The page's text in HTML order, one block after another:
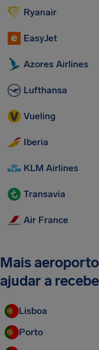
Ryanair
EasyJet
Azores Airlines
Lufthansa
Vueling
Iberia
KLM Airlines
Transavia
Air France
Mais
ajudar a
Lisboa
Porto